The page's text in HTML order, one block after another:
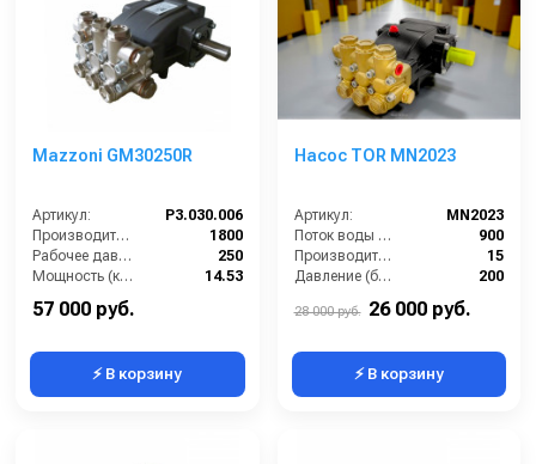
Mazzoni GM30250R
Артикул:
P3.030.006
Производительность (л/ч):
1800
Рабочее давление (бар):
250
Мощность (кВт):
14.53
57 000 руб.
⚡ В корзину
Насос TOR MN2023
Артикул:
MN2023
Поток воды (л/час):
900
Производительность (л/мин):
15
Давление (бар):
200
28 000 руб. 26 000 руб.
⚡ В корзину